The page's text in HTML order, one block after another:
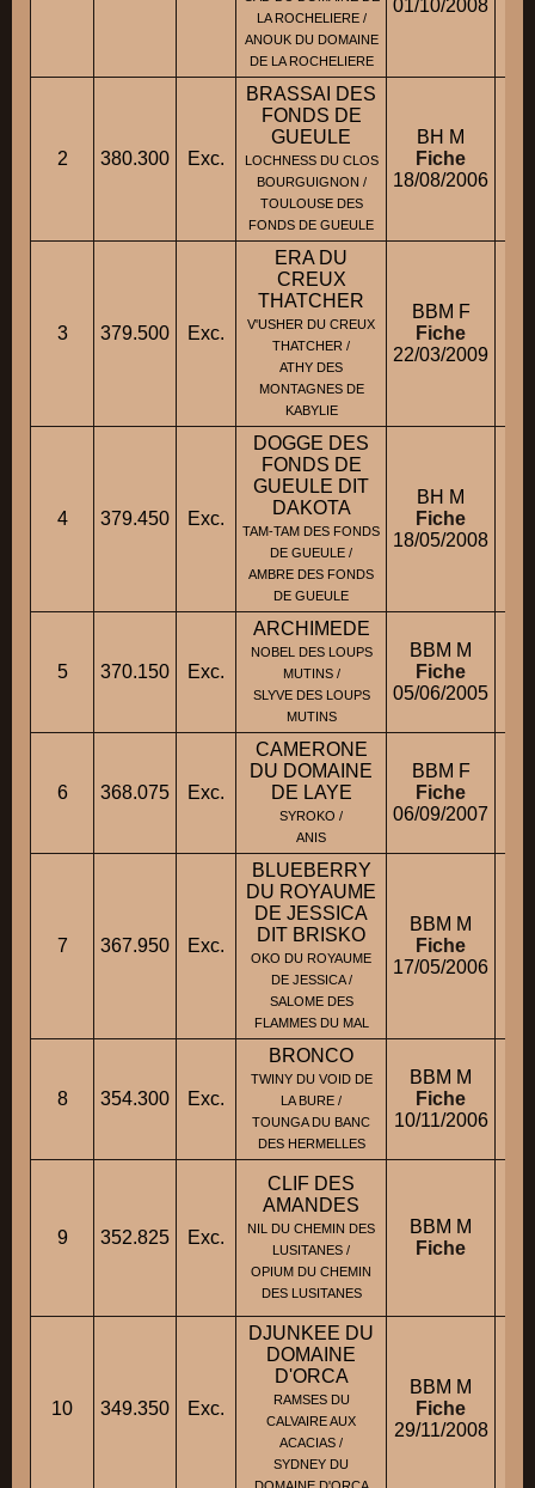
LA ROCHELIERE /
ANOUK DU DOMAINE
DE LA ROCHELIERE
01/10/2008
2 380.300 Exc.
BRASSAI DES
FONDS DE
GUEULE
LOCHNESS DU CLOS
BOURGUIGNON /
TOULOUSE DES
FONDS DE GUEULE
BH M
Fiche
18/08/2006
3 379.500 Exc.
ERA DU
CREUX
THATCHER
V'USHER DU CREUX
THATCHER /
ATHY DES
MONTAGNES DE
KABYLIE
BBM F
Fiche
22/03/2009
4 379.450 Exc.
DOGGE DES
FONDS DE
GUEULE DIT
DAKOTA
TAM-TAM DES FONDS
DE GUEULE /
AMBRE DES FONDS
DE GUEULE
BH M
Fiche
18/05/2008
5 370.150 Exc.
ARCHIMEDE
NOBEL DES LOUPS
MUTINS /
SLYVE DES LOUPS
MUTINS
BBM M
Fiche
05/06/2005
6 368.075 Exc.
CAMERONE
DU DOMAINE
DE LAYE
SYROKO /
ANIS
BBM F
Fiche
06/09/2007
7 367.950 Exc.
BLUEBERRY
DU ROYAUME
DE JESSICA
DIT BRISKO
OKO DU ROYAUME
DE JESSICA /
SALOME DES
FLAMMES DU MAL
BBM M
Fiche
17/05/2006
8 354.300 Exc.
BRONCO
TWINY DU VOID DE
LA BURE /
TOUNGA DU BANC
DES HERMELLES
BBM M
Fiche
10/11/2006
9 352.825 Exc.
CLIF DES
AMANDES
NIL DU CHEMIN DES
LUSITANES /
OPIUM DU CHEMIN
DES LUSITANES
BBM M
Fiche
10 349.350 Exc.
DJUNKEE DU
DOMAINE
D'ORCA
RAMSES DU
CALVAIRE AUX
ACACIAS /
SYDNEY DU
BBM M
Fiche
29/11/2008